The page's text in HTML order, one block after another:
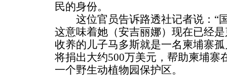
民的身份。
这位官员告诉路透社记者说：“
这意味着她（安吉丽娜）现在已经
收养的儿子马多斯就是一名柬埔寨
将捐出大约500万美元，帮助柬埔寨
一个野生动植物园保护区。